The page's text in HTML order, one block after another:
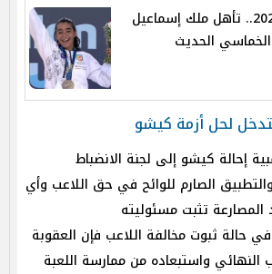
أولمبياد باريس 2024.. تأهل ملك إسماعيل
الحديث
لحل أزمة كيشو
إحالة كيشو إلى لجنة الانضباط
التطبيق الصارم للوائح في حق اللاعب وأي
تثبت مسئوليته
حالة ثبوت مخالفة اللاعب فإن العقوبة
واستبعاده من ممارسة اللعبة